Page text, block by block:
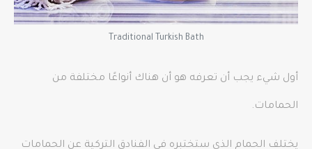
Traditional Turkish Bath
أول شيء يجب أن تعرفه هو أن هناك أنواعًا مختلفة من
الحمامات.
يختلف الحمام الذي ستختبره في الفنادق التركية عن الحمامات